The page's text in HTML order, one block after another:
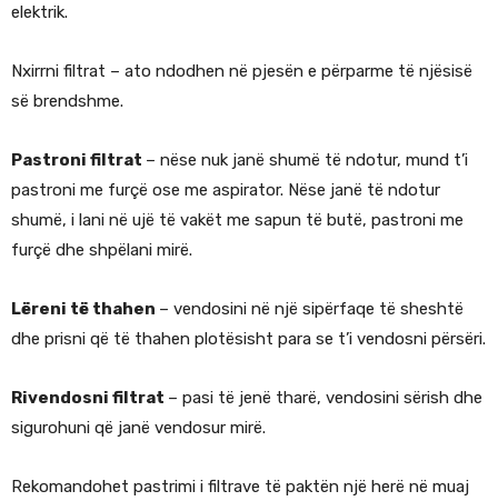
elektrik.
Nxirrni filtrat – ato ndodhen në pjesën e përparme të njësisë
së brendshme.
Pastroni filtrat – nëse nuk janë shumë të ndotur, mund t’i
pastroni me furçë ose me aspirator. Nëse janë të ndotur
shumë, i lani në ujë të vakët me sapun të butë, pastroni me
furçë dhe shpëlani mirë.
Lëreni të thahen – vendosini në një sipërfaqe të sheshtë
dhe prisni që të thahen plotësisht para se t’i vendosni përsëri.
Rivendosni filtrat – pasi të jenë tharë, vendosini sërish dhe
sigurohuni që janë vendosur mirë.
Rekomandohet pastrimi i filtrave të paktën një herë në muaj